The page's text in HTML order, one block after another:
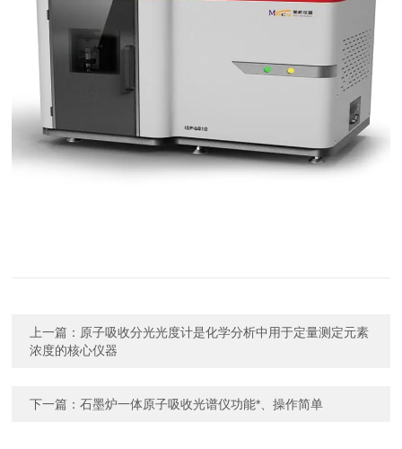
上一篇： 原子吸收分光光度计是化学分析中用于定量测定元素
浓度的核心仪器
下一篇：石墨炉一体原子吸收光谱仪功能*、操作简单